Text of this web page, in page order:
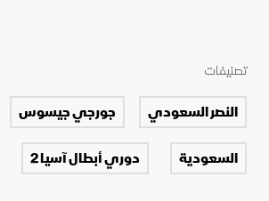
تصنيفات
النصر السعودي
جورجي جيسوس
السعودية
دوري أبطال آسيا 2